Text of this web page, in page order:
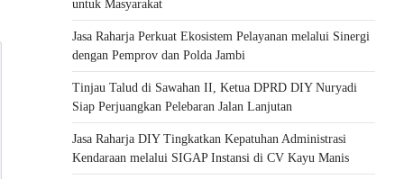
untuk Masyarakat
Jasa Raharja Perkuat Ekosistem Pelayanan melalui Sinergi
dengan Pemprov dan Polda Jambi
Tinjau Talud di Sawahan II, Ketua DPRD DIY Nuryadi
Siap Perjuangkan Pelebaran Jalan Lanjutan
Jasa Raharja DIY Tingkatkan Kepatuhan Administrasi
Kendaraan melalui SIGAP Instansi di CV Kayu Manis